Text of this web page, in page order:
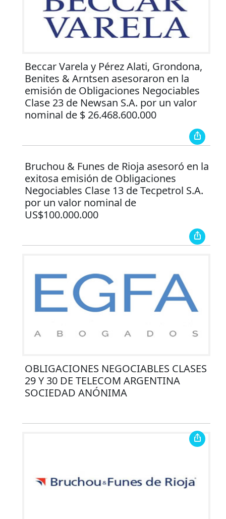
Beccar Varela y Pérez Alati, Grondona,
Benites & Arntsen asesoraron en la
emisión de Obligaciones Negociables
Clase 23 de Newsan S.A. por un valor
nominal de $ 26.468.600.000
Bruchou & Funes de Rioja asesoró en la
exitosa emisión de Obligaciones
Negociables Clase 13 de Tecpetrol S.A.
por un valor nominal de
US$100.000.000
OBLIGACIONES NEGOCIABLES CLASES
29 Y 30 DE TELECOM ARGENTINA
SOCIEDAD ANÓNIMA